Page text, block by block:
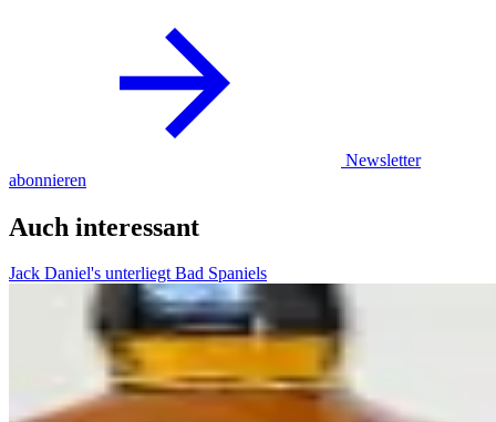
Newsletter
abonnieren
Auch interessant
Jack Daniel's unterliegt Bad Spaniels